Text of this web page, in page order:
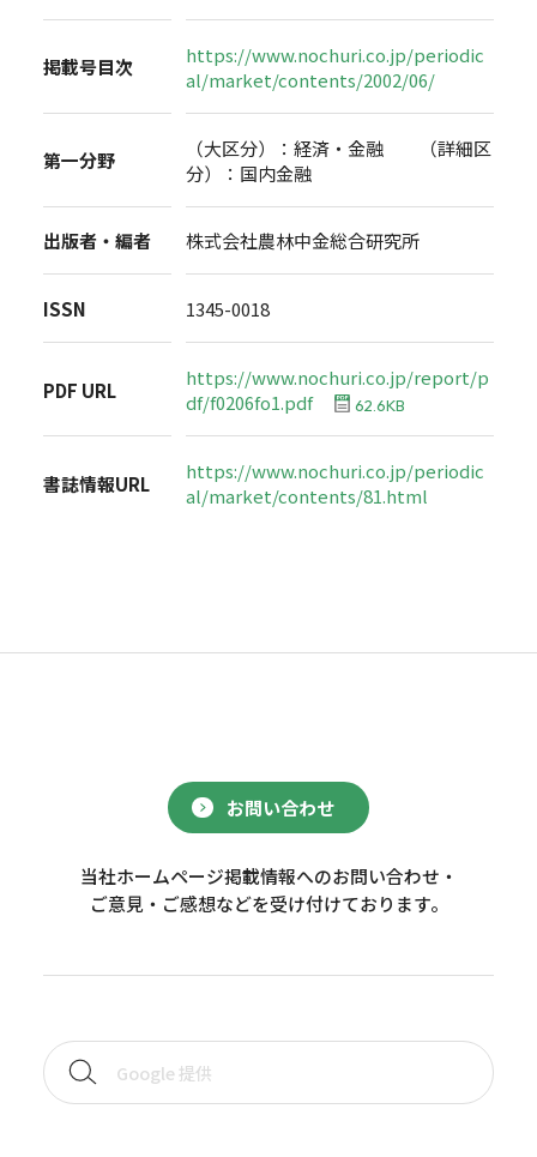
掲載号目次
https://www.nochuri.co.jp/periodic
al/market/contents/2002/06/
第一分野
（大区分）：経済・金融 （詳細区
分）：国内金融
出版者・編者 株式会社農林中金総合研究所
ISSN 1345-0018
PDF URL
https://www.nochuri.co.jp/report/p
df/f0206fo1.pdf
62.6KB
書誌情報URL
https://www.nochuri.co.jp/periodic
al/market/contents/81.html
お問い合わせ
当社ホームページ掲載情報へのお問い合わせ・
ご意見・ご感想などを受け付けております。